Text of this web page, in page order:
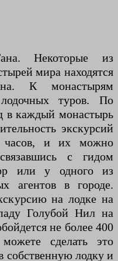
Некоторые из
мира находятся
К монастырям
лодочных туров. По
в каждый монастырь
экскурсий
часов, и их можно
с гидом
или у одного из
агентов в городе.
на лодке на
Голубой Нил на
не более 400
сделать это
собственную лодку и